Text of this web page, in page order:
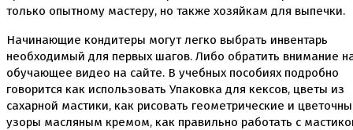
только опытному мастеру, но также хозяйкам для выпечки.
Начинающие кондитеры могут легко выбрать инвентарь
необходимый для первых шагов. Либо обратить внимание
обучающее видео на сайте. В учебных пособиях подробно
говорится как использовать Упаковка для кексов, цветы из
сахарной мастики, как рисовать геометрические и
узоры масляным кремом, как правильно работать с